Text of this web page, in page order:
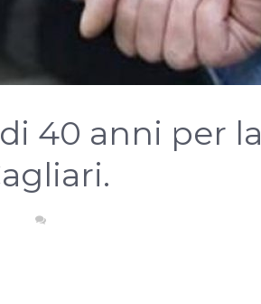
40 anni per la